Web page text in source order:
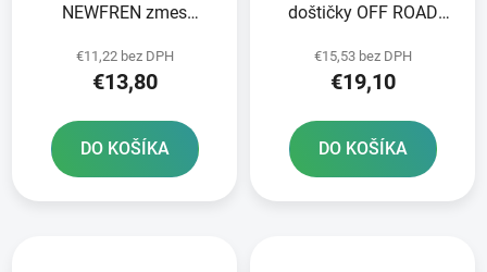
NEWFREN zmes
ORGANIC 2 ks v balení
€11,22 bez DPH
€13,80
DO KOŠÍKA
doštičky OFF ROAD
balení
€15,53 bez DPH
€19,10
DO KOŠÍKA